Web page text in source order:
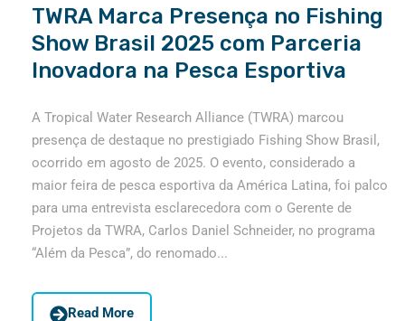
TWRA Marca Presença no Fishing
Show Brasil 2025 com Parceria
Inovadora na Pesca Esportiva
A Tropical Water Research Alliance (TWRA) marcou
presença de destaque no prestigiado Fishing Show Brasil,
ocorrido em agosto de 2025. O evento, considerado a
maior feira de pesca esportiva da América Latina, foi palco
para uma entrevista esclarecedora com o Gerente de
Projetos da TWRA, Carlos Daniel Schneider, no programa
“Além da Pesca”, do renomado...
Read More